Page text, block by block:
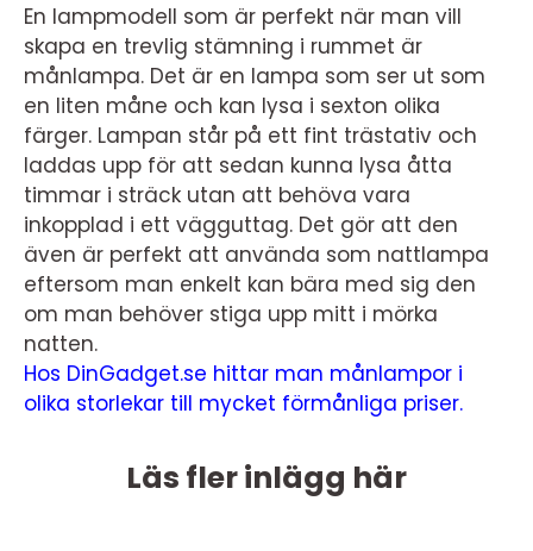
En lampmodell som är perfekt när man vill
skapa en trevlig stämning i rummet är
månlampa. Det är en lampa som ser ut som
en liten måne och kan lysa i sexton olika
färger. Lampan står på ett fint trästativ och
laddas upp för att sedan kunna lysa åtta
timmar i sträck utan att behöva vara
inkopplad i ett vägguttag. Det gör att den
även är perfekt att använda som nattlampa
eftersom man enkelt kan bära med sig den
om man behöver stiga upp mitt i mörka
natten.
Hos DinGadget.se hittar man månlampor i
olika storlekar till mycket förmånliga priser.
Läs fler inlägg här